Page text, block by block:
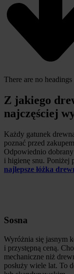
There are no
Z jakiego
najczęściej
Każdy gatunek
poznać przed
Odpowiednio
i higienę snu. Poniżej
najlepsze łóżka
Sosna
Wyróżnia się jasnym
i przystępną ceną.
mechaniczne niż
posłuży wiele lat. To